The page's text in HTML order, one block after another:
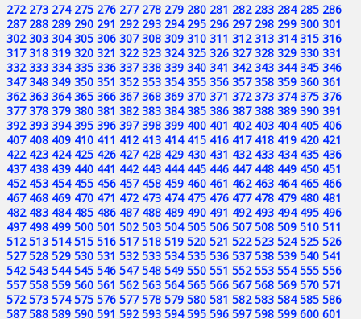
272 273 274 275 276 277 278 279 280 281 282 283 284 285 286
287 288 289 290 291 292 293 294 295 296 297 298 299 300 301
302 303 304 305 306 307 308 309 310 311 312 313 314 315 316
317 318 319 320 321 322 323 324 325 326 327 328 329 330 331
332 333 334 335 336 337 338 339 340 341 342 343 344 345 346
347 348 349 350 351 352 353 354 355 356 357 358 359 360 361
362 363 364 365 366 367 368 369 370 371 372 373 374 375 376
377 378 379 380 381 382 383 384 385 386 387 388 389 390 391
392 393 394 395 396 397 398 399 400 401 402 403 404 405 406
407 408 409 410 411 412 413 414 415 416 417 418 419 420 421
422 423 424 425 426 427 428 429 430 431 432 433 434 435 436
437 438 439 440 441 442 443 444 445 446 447 448 449 450 451
452 453 454 455 456 457 458 459 460 461 462 463 464 465 466
467 468 469 470 471 472 473 474 475 476 477 478 479 480 481
482 483 484 485 486 487 488 489 490 491 492 493 494 495 496
497 498 499 500 501 502 503 504 505 506 507 508 509 510 511
512 513 514 515 516 517 518 519 520 521 522 523 524 525 526
527 528 529 530 531 532 533 534 535 536 537 538 539 540 541
542 543 544 545 546 547 548 549 550 551 552 553 554 555 556
557 558 559 560 561 562 563 564 565 566 567 568 569 570 571
572 573 574 575 576 577 578 579 580 581 582 583 584 585 586
587 588 589 590 591 592 593 594 595 596 597 598 599 600 601